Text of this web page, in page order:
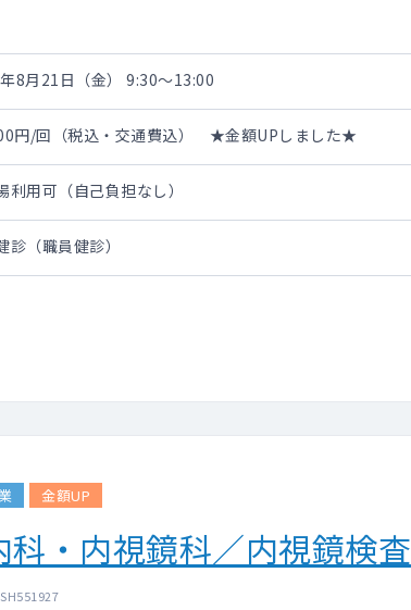
8月21日（金） 9:30～13:00
円/回（税込・交通費込） ★金額UPしました★
利用可（自己負担なし）
診（職員健診）
金額UP
・内視鏡科／内視鏡検査